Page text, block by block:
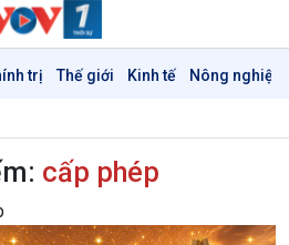
trị Thế giới Kinh tế Nông nghiệp
Thời sự
cấp phép